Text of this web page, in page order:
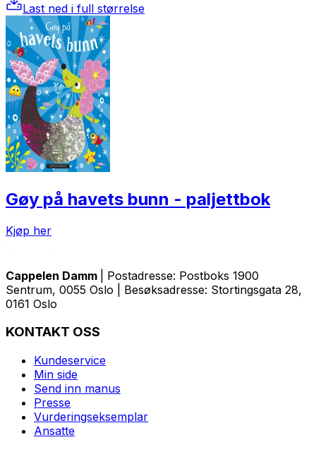
Last ned i full størrelse
Gøy på havets bunn - paljettbok
Kjøp her
Cappelen Damm
| Postadresse: Postboks 1900
Sentrum, 0055 Oslo | Besøksadresse: Stortingsgata 28,
0161 Oslo
KONTAKT OSS
Kundeservice
Min side
Send inn manus
Presse
Vurderingseksemplar
Ansatte